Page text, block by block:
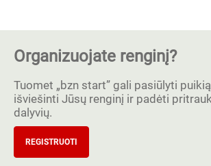
Organizuojate renginį?
Tuomet „bzn start” gali pasiūlyti
išviešinti Jūsų renginį ir padėti
dalyvių.
REGISTRUOTI